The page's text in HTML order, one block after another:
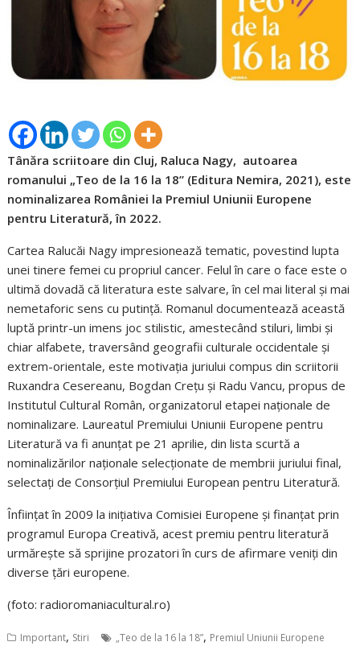
Tânăra scriitoare din Cluj, Raluca Nagy, autoarea
romanului „Teo de la 16 la 18” (Editura Nemira, 2021), este
nominalizarea României la Premiul Uniunii Europene
pentru Literatură, în 2022.
Cartea Ralucăi Nagy impresionează tematic, povestind lupta
unei tinere femei cu propriul cancer. Felul în care o face este o
ultimă dovadă că literatura este salvare, în cel mai literal și mai
nemetaforic sens cu putință. Romanul documentează această
luptă printr-un imens joc stilistic, amestecând stiluri, limbi și
chiar alfabete, traversând geografii culturale occidentale și
extrem-orientale, este motivația juriului compus din scriitorii
Ruxandra Cesereanu, Bogdan Crețu și Radu Vancu, propus de
Institutul Cultural Român, organizatorul etapei naționale de
nominalizare. Laureatul Premiului Uniunii Europene pentru
Literatură va fi anunțat pe 21 aprilie, din lista scurtă a
nominalizărilor naționale selecționate de membrii juriului final,
selectați de Consorţiul Premiului European pentru Literatură.
Înfiinţat în 2009 la iniţiativa Comisiei Europene şi finanţat prin
programul Europa Creativă, acest premiu pentru literatură
urmăreşte să sprijine prozatori în curs de afirmare veniți din
diverse țări europene.
(foto: radioromaniacultural.ro)
Important, Stiri „Teo de la 16 la 18”, Premiul Uniunii Europene